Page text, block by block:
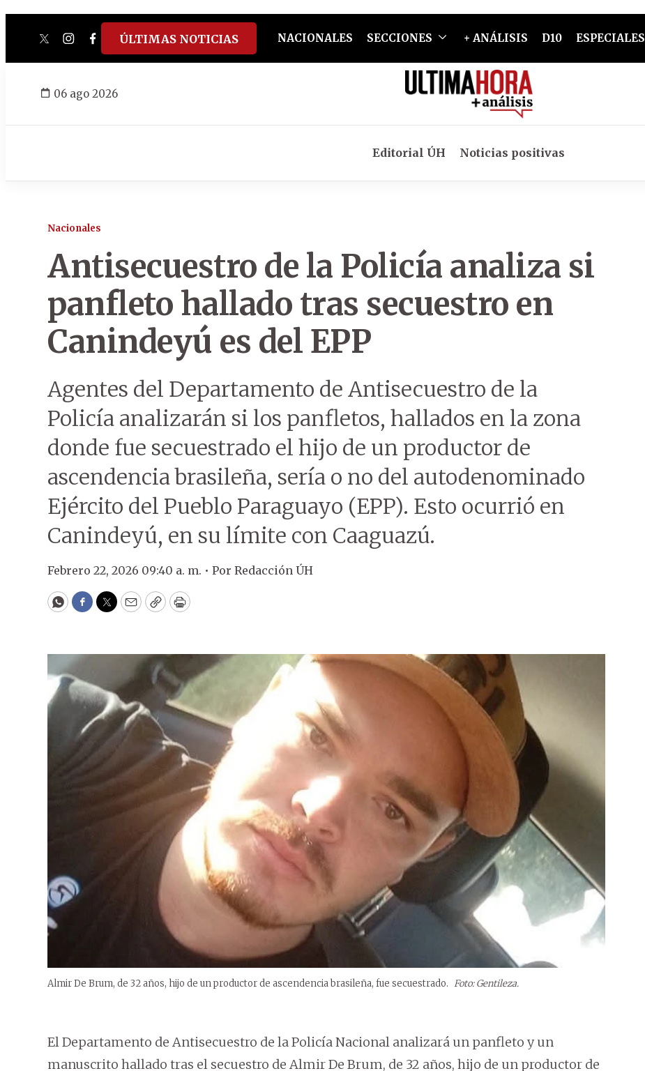
twitterinstagram
facebook
tiktokyoutube
spotify
ÚLTIMAS NOTICIAS NACIONALES SECCIONES + ANÁLISIS D10 ESPECIALES
06 ago 2026
Editorial ÚH Noticias positivas
Nacionales
Antisecuestro de la Policía analiza si
panfleto hallado tras secuestro en
Canindeyú es del EPP
Agentes del Departamento de Antisecuestro de la
Policía analizarán si los panfletos, hallados en la zona
donde fue secuestrado el hijo de un productor de
ascendencia brasileña, sería o no del autodenominado
Ejército del Pueblo Paraguayo (EPP). Esto ocurrió en
Canindeyú, en su límite con Caaguazú.
Febrero 22, 2026 09:40 a. m. • Por Redacción ÚH
WhatsApp
Facebook
Twitter
EmailCopyPrint
Almir De Brum, de 32 años, hijo de un productor de ascendencia brasileña, fue secuestrado. Foto: Gentileza.
El Departamento de Antisecuestro de la Policía Nacional analizará un panfleto y un
manuscrito hallado tras el secuestro de Almir De Brum, de 32 años, hijo de un productor de